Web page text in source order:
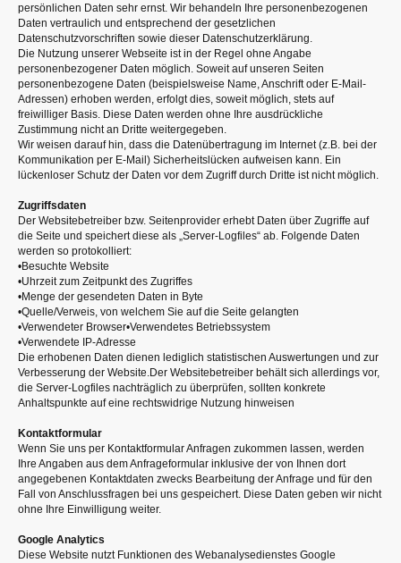
persönlichen Daten sehr ernst. Wir behandeln Ihre personenbezogenen
Daten vertraulich und entsprechend der gesetzlichen
Datenschutzvorschriften sowie dieser Datenschutzerklärung.
Die Nutzung unserer Webseite ist in der Regel ohne Angabe
personenbezogener Daten möglich. Soweit auf unseren Seiten
personenbezogene Daten (beispielsweise Name, Anschrift oder E-Mail-
Adressen) erhoben werden, erfolgt dies, soweit möglich, stets auf
freiwilliger Basis. Diese Daten werden ohne Ihre ausdrückliche
Zustimmung nicht an Dritte weitergegeben.
Wir weisen darauf hin, dass die Datenübertragung im Internet (z.B. bei der
Kommunikation per E-Mail) Sicherheitslücken aufweisen kann. Ein
lückenloser Schutz der Daten vor dem Zugriff durch Dritte ist nicht möglich.
Zugriffsdaten
Der Websitebetreiber bzw. Seitenprovider erhebt Daten über Zugriffe auf
die Seite und speichert diese als „Server-Logfiles“ ab. Folgende Daten
werden so protokolliert:
•Besuchte Website
•Uhrzeit zum Zeitpunkt des Zugriffes
•Menge der gesendeten Daten in Byte
•Quelle/Verweis, von welchem Sie auf die Seite gelangten
•Verwendeter Browser•Verwendetes Betriebssystem
•Verwendete IP-Adresse
Die erhobenen Daten dienen lediglich statistischen Auswertungen und zur
Verbesserung der Website.Der Websitebetreiber behält sich allerdings vor,
die Server-Logfiles nachträglich zu überprüfen, sollten konkrete
Anhaltspunkte auf eine rechtswidrige Nutzung hinweisen
Kontaktformular
Wenn Sie uns per Kontaktformular Anfragen zukommen lassen, werden
Ihre Angaben aus dem Anfrageformular inklusive der von Ihnen dort
angegebenen Kontaktdaten zwecks Bearbeitung der Anfrage und für den
Fall von Anschlussfragen bei uns gespeichert. Diese Daten geben wir nicht
ohne Ihre Einwilligung weiter.
Google Analytics
Diese Website nutzt Funktionen des Webanalysedienstes Google